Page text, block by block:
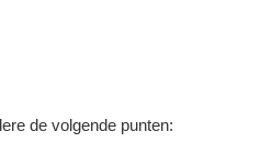
de volgende punten: